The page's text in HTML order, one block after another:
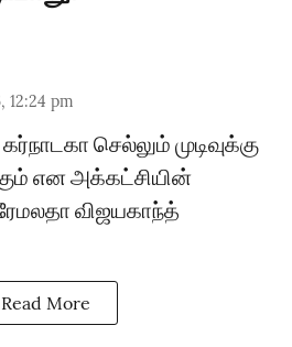
12:24 pm
செல்லும் முடிவுக்கு
என அக்கட்சியின்
விஜயகாந்த்
Read More